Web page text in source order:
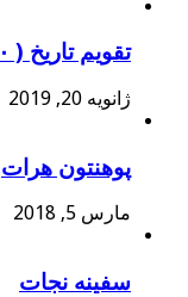
تقویم تاریخ ( ۳۰ ماه جدی )
ژانویه 20, 2019
پوهنتون هرات
مارس 5, 2018
سفینه نجات